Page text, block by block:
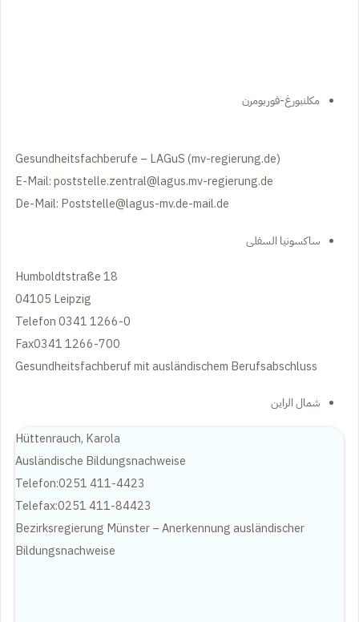
مكلنبورغ-فوربومرن
Gesundheitsfachberufe – LAGuS (mv-regierung.de)
E-Mail:poststelle.zentral@lagus.mv-regierung.de
De-Mail: Poststelle@lagus-mv.de-mail.de
ساكسونيا السفلى
Humboldtstraße 18
04105 Leipzig
Telefon 0341 1266-0
Fax0341 1266-700
Gesundheitsfachberuf mit ausländischem Berufsabschluss
شمال الراين
Hüttenrauch, Karola
Ausländische Bildungsnachweise
Telefon:0251 411-4423
Telefax:0251 411-84423
Bezirksregierung Münster – Anerkennung ausländischer
Bildungsnachweise